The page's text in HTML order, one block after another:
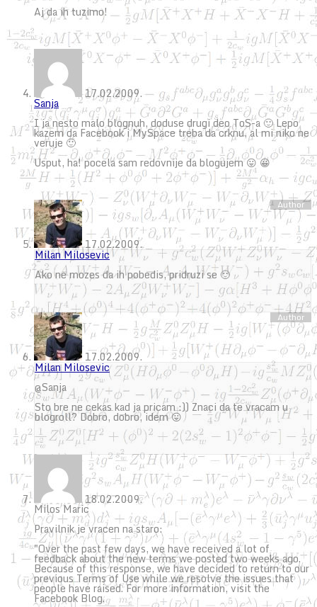
Aj da ih tuzimo!
17.02.2009.
Sanja
I ja nesto malo blognuh, doduse drugi deo ToS-a 🙂 Lepo
kazem da Facebook i MySpace treba da crknu, al mi niko ne
veruje 🙂
Usput, ha! pocela sam redovnije da blogujem 😛 😀
17.02.2009.
Milan Milosevic
Ako ne mozes da ih pobedis, pridruzi se 🙂
17.02.2009.
Milan Milosevic
@Sanja
Sto bre ne cekas kad ja pricam :)) Znaci da te vracam u
blogroll? Dobro, dobro, idem 😛
18.02.2009.
Milos Maric
Pravilnik je vracen na staro:
"Over the past few days, we have received a lot of
feedback about the new terms we posted two weeks ago.
Because of this response, we have decided to return to our
previous Terms of Use while we resolve the issues that
people have raised. For more information, visit the
Facebook Blog.